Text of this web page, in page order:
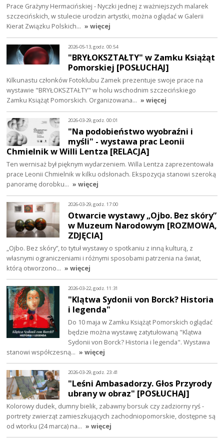
Prace Grażyny Hermacińskiej - Nyczki jednej z ważniejszych malarek
szczecińskich, w stulecie urodzin artystki, można oglądać w Galerii
Kierat Związku Polskich… » więcej
2026-05-13, godz. 00:54
"BRYŁOKSZTAŁTY" w Zamku Książąt
Pomorskiej [POSŁUCHAJ]
Kilkunastu członków Fotoklubu Zamek prezentuje swoje prace na
wystawie "BRYŁOKSZTAŁTY" w holu wschodnim szczecińskiego
Zamku Książąt Pomorskich. Organizowana… » więcej
2026-03-29, godz. 00:01
"Na podobieństwo wyobraźni i
myśli" - wystawa prac Leonii
Chmielnik w Willi Lentza [RELACJA]
Ten wernisaż był pięknym wydarzeniem. Willa Lentza zaprezentowała
prace Leonii Chmielnik w kilku odsłonach. Ekspozycja stanowi szeroką
panoramę dorobku… » więcej
2026-03-29, godz. 17:00
Otwarcie wystawy „Ojbo. Bez skóry”
w Muzeum Narodowym [ROZMOWA,
ZDJĘCIA]
„Ojbo. Bez skóry”, to tytuł wystawy o spotkaniu z inną kulturą, z
własnymi ograniczeniami i różnymi sposobami patrzenia na świat,
którą otworzono… » więcej
2026-03-22, godz. 11:31
"Klątwa Sydonii von Borck? Historia
i legenda"
Do 10 maja w Zamku Książąt Pomorskich oglądać
będzie można wystawę zatytułowaną "Klątwa
Sydonii von Borck? Historia i legenda". Wystawa
stanowi współczesną… » więcej
2026-03-29, godz. 23:41
"Leśni Ambasadorzy. Głos Przyrody
ubrany w obraz" [POSŁUCHAJ]
Kolorowy dudek, dumny bielik, zabawny borsuk czy zadziorny ryś -
portrety zwierząt zamieszkujących zachodniopomorskie, dostępne są
od wtorku (24 marca) na… » więcej